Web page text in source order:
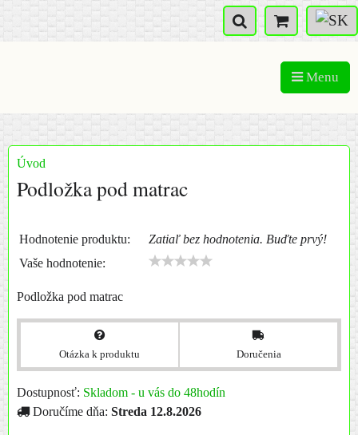
Menu
Úvod
Podložka pod matrac
Hodnotenie produktu:
Zatiaľ bez hodnotenia. Buďte prvý!
Vaše hodnotenie:
Podložka pod matrac
Otázka k produktu Doručenia
Dostupnosť: Skladom - u vás do 48hodín
Doručíme dňa: Streda 12.8.2026